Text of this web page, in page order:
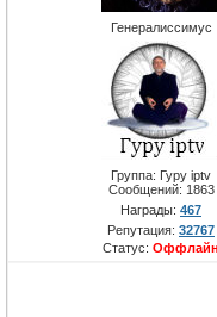
Генералиссимус
Группа: Гуру iptv
Сообщений: 1863
Награды: 467
Репутация: 32767
Статус: Оффлайн